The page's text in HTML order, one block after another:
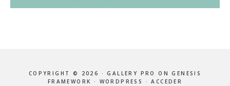
COPYRIGHT © 2026 ·GALLERY PRO ONGENESIS
FRAMEWORK
· WORDPRESS ·ACCEDER